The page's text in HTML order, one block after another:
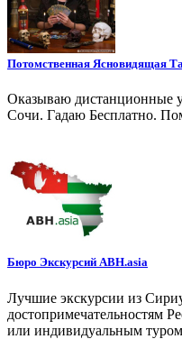
Потомственная Ясновидящая
Оказываю дистанционные
Сочи. Гадаю Бесплатно.
Бюро Экскурсий ABH.asia
Лучшие экскурсии из
достопримечательностям
или индивидуальным